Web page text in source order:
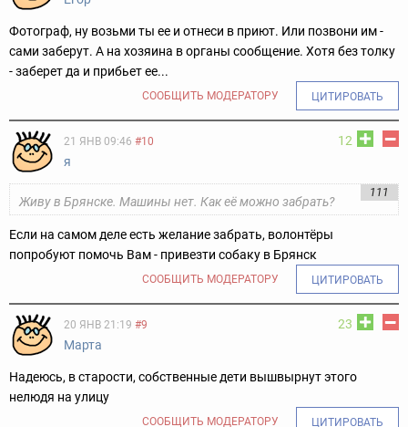
Фотограф, ну возьми ты ее и отнеси в приют. Или позвони им -
сами заберут. А на хозяина в органы сообщение. Хотя без толку
- заберет да и прибьет ее...
СООБЩИТЬ МОДЕРАТОРУ ЦИТИРОВАТЬ
12
21 ЯНВ 09:46 #10
я
111
Живу в Брянске. Машины нет. Как её можно забрать?
Если на самом деле есть желание забрать, волонтёры
попробуют помочь Вам - привезти собаку в Брянск
СООБЩИТЬ МОДЕРАТОРУ ЦИТИРОВАТЬ
23
20 ЯНВ 21:19 #9
Марта
Надеюсь, в старости, собственные дети вышвырнут этого
нелюдя на улицу
СООБЩИТЬ МОДЕРАТОРУ ЦИТИРОВАТЬ